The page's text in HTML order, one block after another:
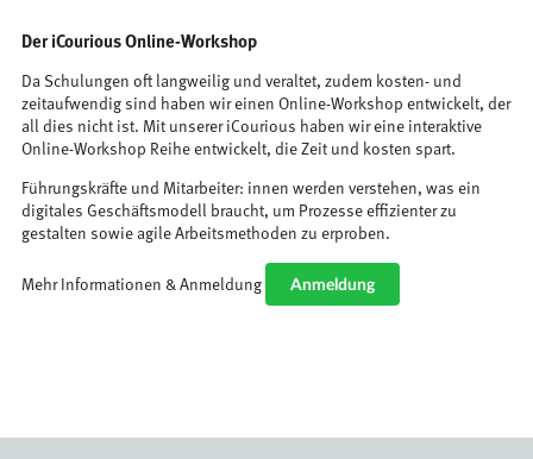
Der iCourious Online-Workshop
Da Schulungen oft langweilig und veraltet, zudem kosten- und
zeitaufwendig sind haben wir einen Online-Workshop entwickelt, der
all dies nicht ist. Mit unserer iCourious haben wir eine interaktive
Online-Workshop Reihe entwickelt, die Zeit und kosten spart.
Führungskräfte und Mitarbeiter: innen werden verstehen, was ein
digitales Geschäftsmodell braucht, um Prozesse effizienter zu
gestalten sowie agile Arbeitsmethoden zu erproben.
Mehr Informationen & Anmeldung Anmeldung